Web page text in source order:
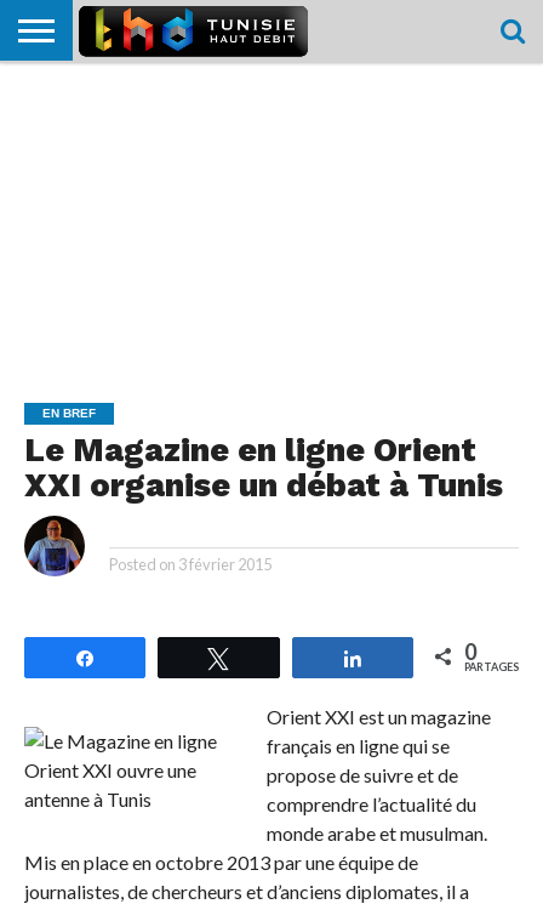
EN BREF
Le Magazine en ligne Orient
XXI organise un débat à Tunis
Posted on 3 février 2015
Partagez 0
PARTAGES
Orient XXI est un magazine
français en ligne qui se
propose de suivre et de
comprendre l’actualité du
monde arabe et musulman.
Mis en place en octobre 2013 par une équipe de
journalistes, de chercheurs et d’anciens diplomates, il a